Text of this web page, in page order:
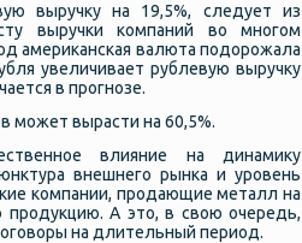
выручку на 19,5%, следует из
выручки компаний во многом
американская валюта подорожала
увеличивает рублевую выручку
в прогнозе.
может вырасти на 60,5%.
влияние на динамику
внешнего рынка и уровень
компании, продающие металл на
А это, в свою очередь,
на длительный период.